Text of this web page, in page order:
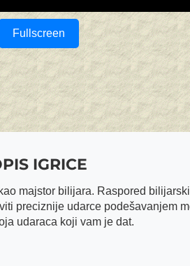
Fullscreen
IGRICE
majstor bilijara. Raspored
preciznije udarce podešavanjem
udaraca koji vam je dat.